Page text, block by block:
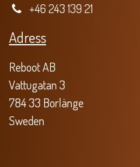
+46 243 139 21
Adress
Reboot AB
Vattugatan 3
784 33 Borlänge
Sweden